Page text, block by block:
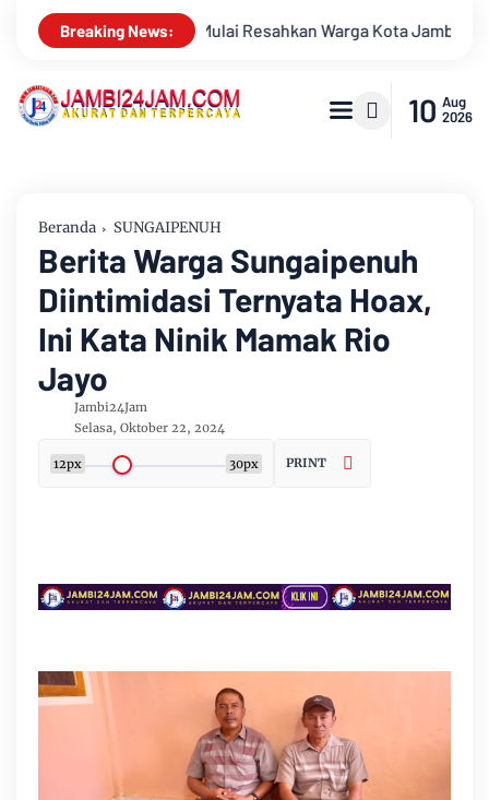
Breaking News:
Jambi, Pemadaman di Sungai Gelam Terus Dikebut
10 Aug
2026
Beranda SUNGAIPENUH
Berita Warga Sungaipenuh
Diintimidasi Ternyata Hoax,
Ini Kata Ninik Mamak Rio
Jayo
Jambi24Jam
Selasa, Oktober 22, 2024
12px 30px PRINT